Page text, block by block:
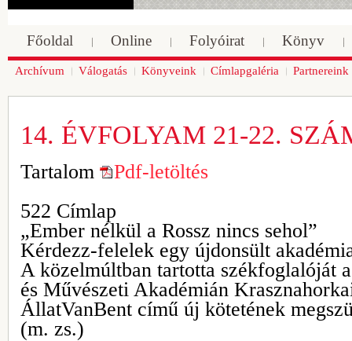
Főoldal Online Folyóirat Könyv
Archívum Válogatás Könyveink Címlapgaléria Partnereink
14. ÉVFOLYAM 21-22.
Tartalom
Pdf-letöltés
522 Címlap
„Ember nélkül a Rossz nincs sehol”
Kérdezz-felelek egy újdonsült
A közelmúltban tartotta székfoglalóját
és Művészeti Akadémián
ÁllatVanBent című új kötetének
(m. zs.)